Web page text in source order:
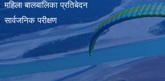
महिला बालबालिका प्रतिबेदन
सार्वजनिक परीक्षण